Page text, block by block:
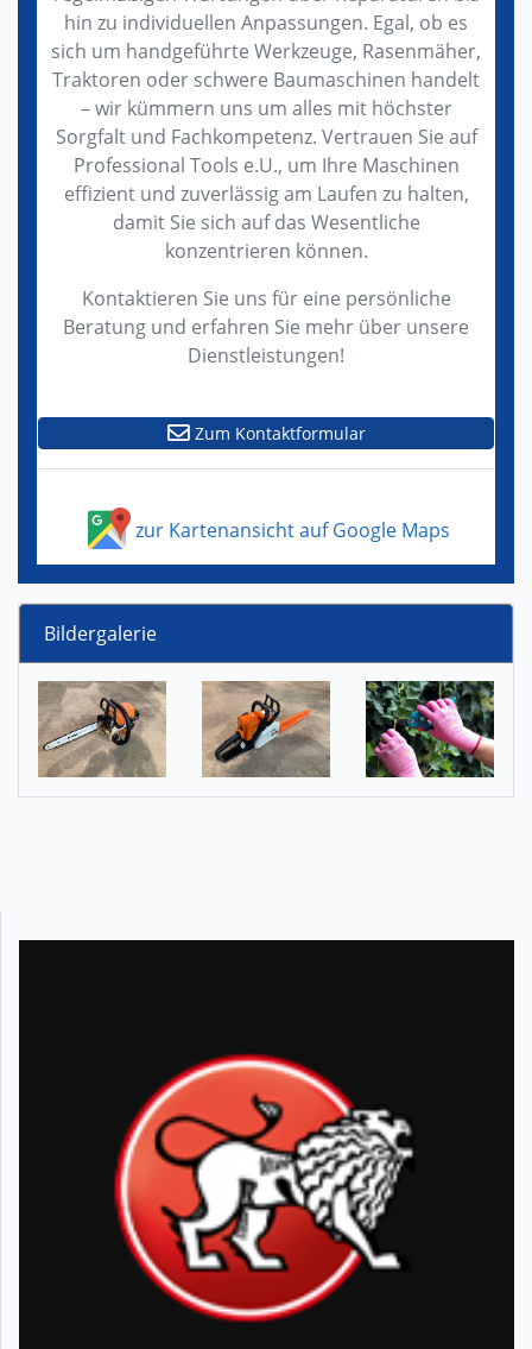
hin zu individuellen Anpassungen. Egal, ob es
sich um handgeführte Werkzeuge, Rasenmäher,
Traktoren oder schwere Baumaschinen handelt
– wir kümmern uns um alles mit höchster
Sorgfalt und Fachkompetenz. Vertrauen Sie auf
Professional Tools e.U., um Ihre Maschinen
effizient und zuverlässig am Laufen zu halten,
damit Sie sich auf das Wesentliche
konzentrieren können.
Kontaktieren Sie uns für eine persönliche
Beratung und erfahren Sie mehr über unsere
Dienstleistungen!
Zum Kontaktformular
zur Kartenansicht auf Google Maps
Bildergalerie